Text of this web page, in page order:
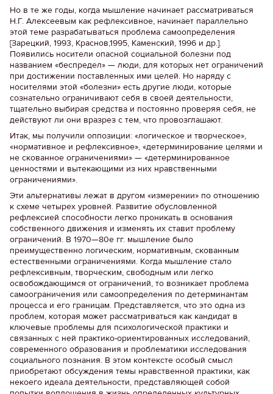
Но в те же годы, когда мышление начинает рассматриваться
Н.Г. Алексеевым как рефлексивное, начинает параллельно
этой теме разрабатываться проблема самоопределения
[Зарецкий, 1993, Краснов,1995, Каменский, 1996 и др.].
Появились носители опасной социальной болезни под
названием «беспредел» — люди, для которых нет ограничений
при достижении поставленных ими целей. Но наряду с
носителями этой «болезни» есть другие люди, которые
сознательно ограничивают себя в своей деятельности,
тщательно выбирая средства и постоянно проверяя себя, не
действуют ли они вразрез с тем, что провозглашают.
Итак, мы получили оппозиции: «логическое и творческое»,
«нормативное и рефлексивное», «детерминирование целями и
не скованное ограничениями» — «детерминированное
ценностями и вытекающими из них нравственными
ограничениями».
Эти альтернативы лежат в другом «измерении» по отношению
к схеме четырех уровней. Развитие обусловленной
рефлексией способности легко проникать в основания
собственного движения и изменять их ставит проблему
ограничений. В 1970—80е гг. мышление было
преимущественно логическим, нормативным, скованным
естественными ограничениями. Когда мышление стало
рефлексивным, творческим, свободным или легко
освобождающимся от ограничений, то возникает проблема
самоограничения или самоопределения по детерминантам
процесса и его границам. Представляется, что это одна из
проблем, которая может рассматриваться как кандидат в
ключевые проблемы для психологической практики и
связанных с ней практико-ориентированных исследований,
современного образования и проблематики исследования
социального познания. В этом контексте особый смысл
приобретают обсуждения темы нравственной практики, как
некоего идеала деятельности, представляющей собой